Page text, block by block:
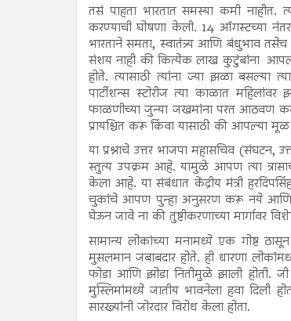
तसं पाहता भारतात समस्या कमी नाहीत.
करण्याची घोषणा केली. 14 ऑगस्टच्या नंतर
भारताने समता, स्वातंत्र्य आणि बंधुभाव तसेच
संशय नाही की कित्येक लाख कुटुंबांना
होते. त्यासाठी त्यांना ज्या झळा बसल्या
पार्टीशन्स स्टोरीज त्या काळात
फाळणीच्या जुन्या जखमांना परत आठवण
प्रायश्चित करू किंवा यासाठी की आपल्या
या प्रश्नाचे उत्तर भाजपा महासचिव
स्तुत्य उपक्रम आहे. यामुळे आपण त्या
केला आहे. या संबंधात केंद्रीय मंत्री
चुकांचे आपण पुन्हा अनुसरण करू नये आणि
घेऊन जावे ना की तुष्टीकरणाच्या मार्गावर
सामान्य लोकांच्या मनामध्ये एक गोष्ट
मुसलमान जबाबदार होते. ही धारणा
फोडा आणि झोडा नितीमुळे झाली होती.
मुस्लिमांमध्ये जातीय भावनेला हवा दिली
सारख्यांनी जोरदार विरोध केला होता.